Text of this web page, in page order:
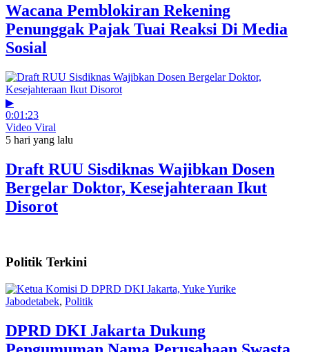
Wacana Pemblokiran Rekening
Penunggak Pajak Tuai Reaksi Di Media
Sosial
▶
0:01:23
Video Viral
5 hari yang lalu
Draft RUU Sisdiknas Wajibkan Dosen
Bergelar Doktor, Kesejahteraan Ikut
Disorot
Politik Terkini
Jabodetabek, Politik
DPRD DKI Jakarta Dukung